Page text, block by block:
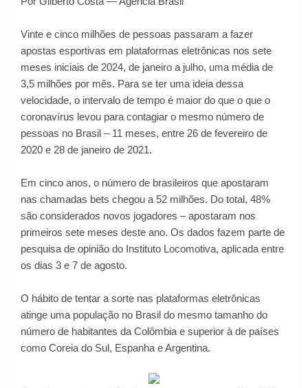
Vinte e cinco milhões de pessoas passaram a fazer
apostas esportivas em plataformas eletrônicas nos sete
meses iniciais de 2024, de janeiro a julho, uma média de
3,5 milhões por mês. Para se ter uma ideia dessa
velocidade, o intervalo de tempo é maior do que o que o
coronavírus levou para contagiar o mesmo número de
pessoas no Brasil – 11 meses, entre 26 de fevereiro de
2020 e 28 de janeiro de 2021.
Em cinco anos, o número de brasileiros que apostaram
nas chamadas bets chegou a 52 milhões. Do total, 48%
são considerados novos jogadores – apostaram nos
primeiros sete meses deste ano. Os dados fazem parte de
pesquisa de opinião do Instituto Locomotiva, aplicada entre
os dias 3 e 7 de agosto.
O hábito de tentar a sorte nas plataformas eletrônicas
atinge uma população no Brasil do mesmo tamanho do
número de habitantes da Colômbia e superior à de países
como Coreia do Sul, Espanha e Argentina.